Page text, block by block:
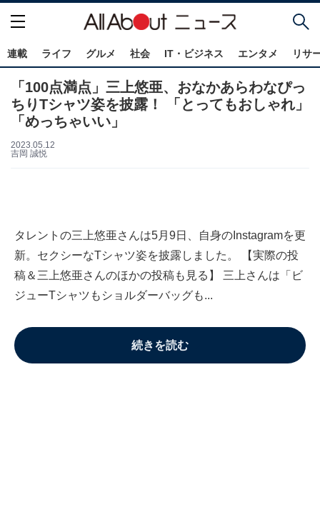
連載 ライフ グルメ 社会 IT・ビジネス エンタメ リサ
「100点満点」三上悠亜、おなかあらわなぴっ
ちりTシャツ姿を披露！ 「とってもおしゃれ」
「めっちゃいい」
2023.05.12
吉岡 誠悦
タレントの三上悠亜さんは5月9日、自身のInstagramを更
新。セクシーなTシャツ姿を披露しました。 【実際の投
稿＆三上悠亜さんのほかの投稿も見る】 三上さんは「ビ
ジューTシャツもショルダーバッグも...
続きを読む